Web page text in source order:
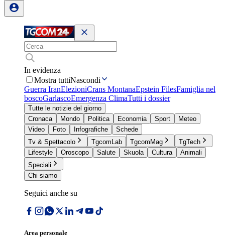
In evidenza
Mostra tuttiNascondi
Guerra IranElezioniCrans MontanaEpstein FilesFamiglia nel
boscoGarlascoEmergenza ClimaTutti i dossier
Tutte le notizie del giorno
Cronaca
Mondo Politica Economia Sport
Meteo
Video
Foto Infografiche
Schede
Tv & Spettacolo
TgcomLab TgcomMag
TgTech
Lifestyle
Oroscopo Salute Skuola Cultura
Animali
Speciali
Chi siamo
Seguici anche su
Area personale